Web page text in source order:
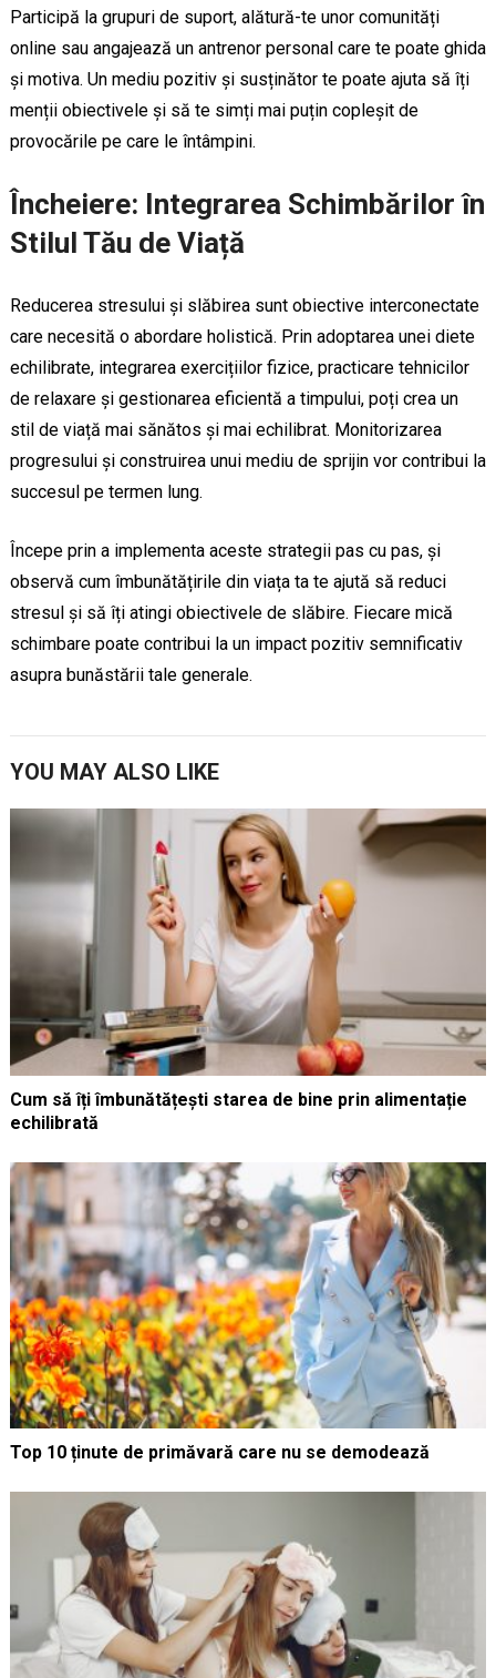
Participă la grupuri de suport, alătură-te unor comunități
online sau angajează un antrenor personal care te poate ghida
și motiva. Un mediu pozitiv și susținător te poate ajuta să îți
menții obiectivele și să te simți mai puțin copleșit de
provocările pe care le întâmpini.
Încheiere: Integrarea Schimbărilor în
Stilul Tău de Viață
Reducerea stresului și slăbirea sunt obiective interconectate
care necesită o abordare holistică. Prin adoptarea unei diete
echilibrate, integrarea exercițiilor fizice, practicare tehnicilor
de relaxare și gestionarea eficientă a timpului, poți crea un
stil de viață mai sănătos și mai echilibrat. Monitorizarea
progresului și construirea unui mediu de sprijin vor contribui la
succesul pe termen lung.
Începe prin a implementa aceste strategii pas cu pas, și
observă cum îmbunătățirile din viața ta te ajută să reduci
stresul și să îți atingi obiectivele de slăbire. Fiecare mică
schimbare poate contribui la un impact pozitiv semnificativ
asupra bunăstării tale generale.
YOU MAY ALSO LIKE
Cum să îți îmbunătățești starea de bine prin alimentație
echilibrată
Top 10 ținute de primăvară care nu se demodează